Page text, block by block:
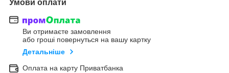
Умови оплати
Ви отримаєте замовлення
або гроші повернуться на вашу картку
Детальніше
Оплата на карту Приватбанка